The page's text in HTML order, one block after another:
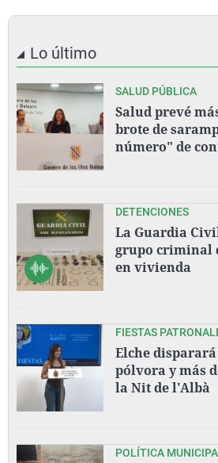
Lo último
SALUD PÚBLICA
Salud prevé
brote de
número" de
DETENCIONES
La Guardia
grupo criminal
en vivienda
FIESTAS
Elche
pólvora y más
la Nit de l'Albà
POLÍTICA